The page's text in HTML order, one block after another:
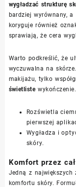
wygładzać strukturę
bardziej wyrównany, a
koryguje również
sprawiają, że cera
Warto podkreślić, że
wyczuwalna na
makijażu, tylko
świetlistewykończenie.
Rozświetla
pierwszej
Wygładza i
skóry.
Komfort przez
Jedną z
komfortu skóry.